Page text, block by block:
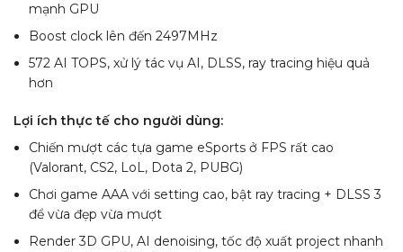
mạnh GPU
Boost clock lên đến 2497MHz
572 AI TOPS, xử lý tác vụ AI, DLSS, ray tracing hiệu quả
hơn
Lợi ích thực tế cho người dùng:
Chiến mượt các tựa game eSports ở FPS rất cao
(Valorant, CS2, LoL, Dota 2, PUBG)
Chơi game AAA với setting cao, bật ray tracing + DLSS 3
để vừa đẹp vừa mượt
Render 3D GPU, AI denoising, tốc độ xuất project nhanh